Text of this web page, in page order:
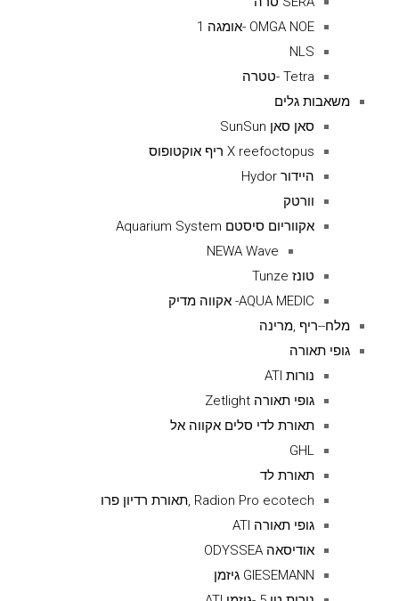
OMGA NOE -אומגה 1
NLS
Tetra -טטרה
משאבות גלים
סאן סאן SunSun
X reefoctopus ריף אוקטופוס
היידור Hydor
וורטק
אקווריום סיסטם Aquarium System
NEWA Wave
טונז Tunze
AQUA MEDIC- אקווה מדיק
מלח--ריף ,מרינה
גופי תאורה
נורות ATI
גופי תאורה Zetlight
תאורת לדי סלים אקווה אל
GHL
תאורת לד
Radion Pro ecotech ,תאורת רדיון פרו
גופי תאורה ATI
אודיסאה ODYSSEA
GIESEMANN גיזמן